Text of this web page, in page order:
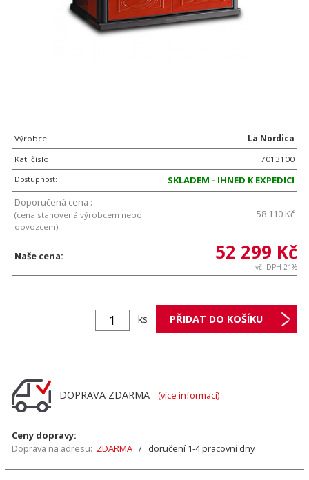
Výrobce:
La Nordica
Kat. číslo:
7013100
Dostupnost:
SKLADEM - IHNED K EXPEDICI
Doporučená cena :
(cena stanovená výrobcem nebo
dovozcem)
58 110 Kč
Naše cena: 52 299 Kč
vč. DPH 21%
ks
DOPRAVA ZDARMA (více informací)
Ceny dopravy:
Doprava na adresu: ZDARMA / doručení 1-4 pracovní dny